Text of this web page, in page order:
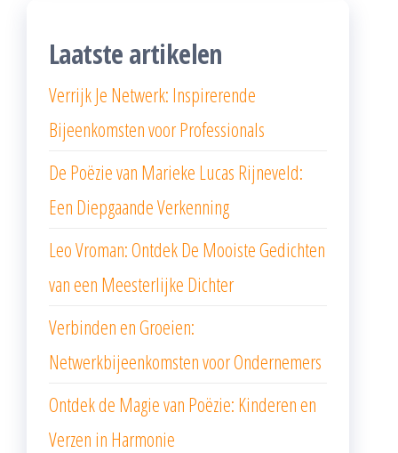
Laatste artikelen
Verrijk Je Netwerk: Inspirerende
Bijeenkomsten voor Professionals
De Poëzie van Marieke Lucas Rijneveld:
Een Diepgaande Verkenning
Leo Vroman: Ontdek De Mooiste Gedichten
van een Meesterlijke Dichter
Verbinden en Groeien:
Netwerkbijeenkomsten voor Ondernemers
Ontdek de Magie van Poëzie: Kinderen en
Verzen in Harmonie